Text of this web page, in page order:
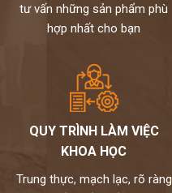
tư vấn những sản phẩm phù
hợp nhất cho bạn
QUY TRÌNH LÀM VIỆC
KHOA HỌC
Trung thực, mạch lạc, rõ ràng